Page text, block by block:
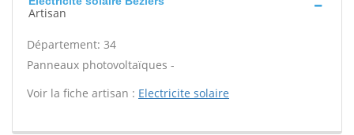
Artisan
Département: 34
Panneaux photovoltaïques -
Voir la fiche artisan : Electricite solaire